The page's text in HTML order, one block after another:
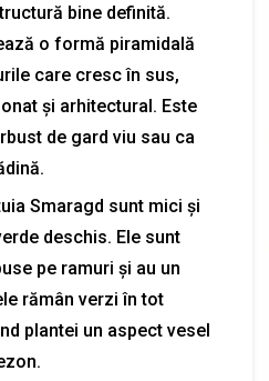
bine definită.
o formă piramidală
care cresc în sus,
și arhitectural. Este
de gard viu sau ca
Smaragd sunt mici și
deschis. Ele sunt
pe ramuri și au un
rămân verzi în tot
plantei un aspect vesel